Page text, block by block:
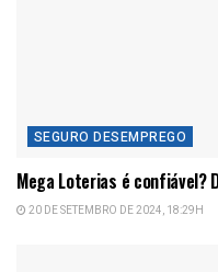
SEGURO DESEMPREGO
Mega Loterias é confiável?
20 DE SETEMBRO DE 2024, 18:29H